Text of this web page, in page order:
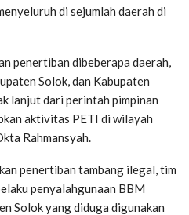
di sejumlah daerah di
penertiban dibeberapa daerah,
Solok, dan Kabupaten
lanjut dari perintah pimpinan
aktivitas PETI di wilayah
Rahmansyah.
penertiban tambang ilegal, tim
penyalahgunaan BBM
Solok yang diduga digunakan